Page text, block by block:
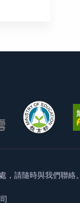
，請隨時與我們聯絡。